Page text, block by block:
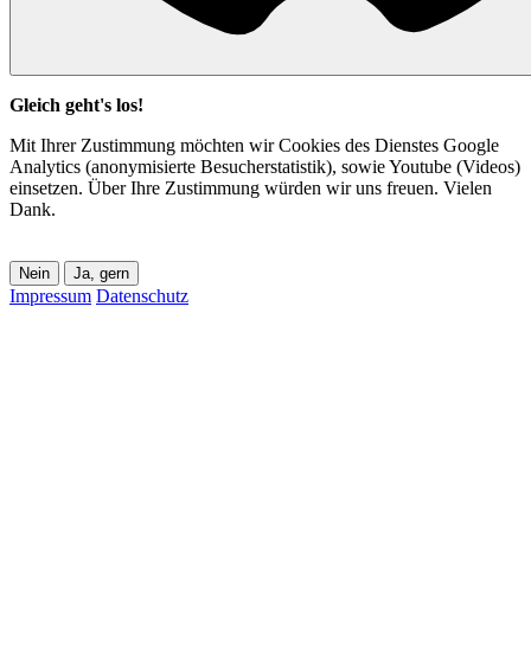
Gleich geht's los!
Mit Ihrer Zustimmung möchten wir Cookies des Dienstes Google
Analytics (anonymisierte Besucherstatistik), sowie Youtube (Videos)
einsetzen. Über Ihre Zustimmung würden wir uns freuen. Vielen
Dank.
Nein Ja, gern
Impressum Datenschutz